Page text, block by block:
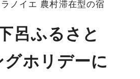
ノイエ 農村滞在型の宿
呂ふるさと
グホリデーに